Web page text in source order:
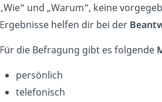
„Wie“ und „Warum“, keine
Ergebnisse helfen dir bei der
Für die Befragung gibt es folgende
persönlich
telefonisch